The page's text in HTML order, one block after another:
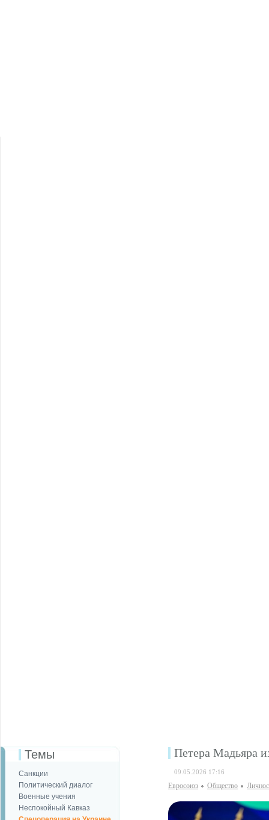
Темы
Санкции
Политический диалог
Военные учения
Неспокойный Кавказ
Петера Мадьяра
09.05.2026 17:16
Евросоюз Общество